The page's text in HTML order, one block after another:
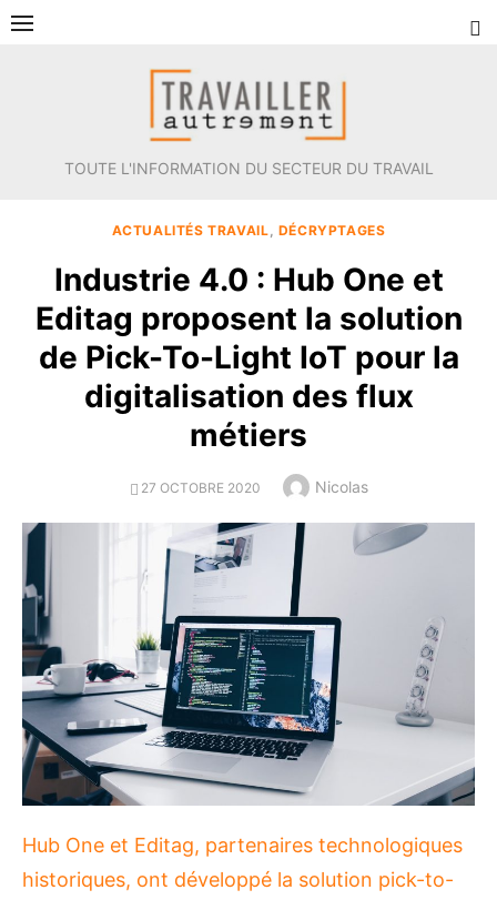
Aller
TOUTE L'INFORMATION DU SECTEUR DU TRAVAIL
ACTUALITÉS TRAVAIL DÉCRYPTAGES
Industrie 4.0 : Hub One et
Editag proposent la solution
de Pick-To-Light IoT pour la
digitalisation des flux
métiers
POSTED
27 OCTOBRE 2020 Author
Nicolas
Hub One et Editag, partenaires technologiques
historiques, ont développé la solution pick-to-